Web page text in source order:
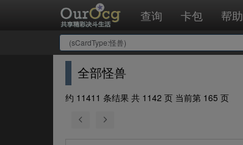
查询 卡包 帮助
全部怪兽
约 11411 条结果 共 1142 页 当前第 165 页